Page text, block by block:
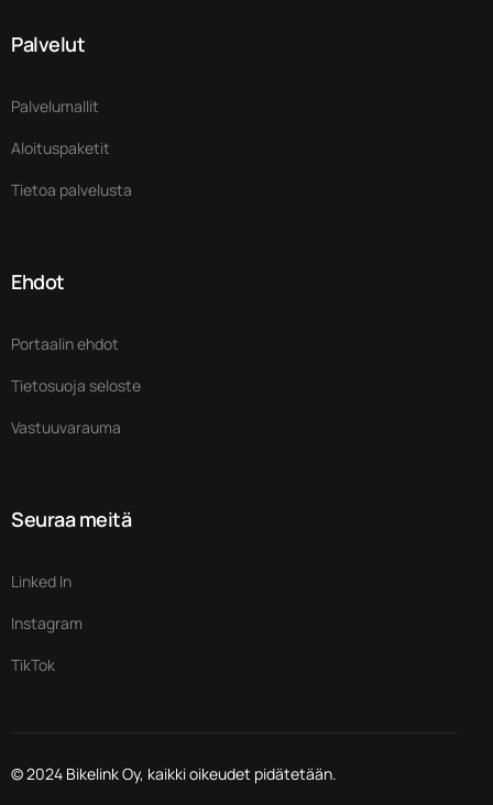
Palvelut
Palvelumallit
Aloituspaketit
Tietoa palvelusta
Ehdot
Portaalin ehdot
Tietosuoja seloste
Vastuuvarauma
Seuraa meitä
Linked In
Instagram
TikTok
© 2024 Bikelink Oy, kaikki oikeudet pidätetään.